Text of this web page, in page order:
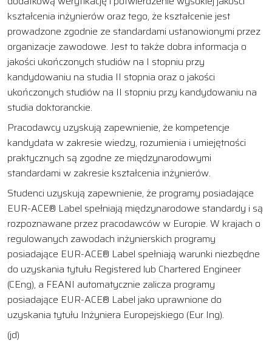
kształcenia inżynierów oraz tego, że kształcenie jest
prowadzone zgodnie ze standardami ustanowionymi przez
organizacje zawodowe. Jest to także dobra informacja o
jakości ukończonych studiów na I stopniu przy
kandydowaniu na studia II stopnia oraz o jakości
ukończonych studiów na II stopniu przy kandydowaniu na
studia doktoranckie.
Pracodawcy uzyskują zapewnienie, że kompetencje
kandydata w zakresie wiedzy, rozumienia i umiejętności
praktycznych są zgodne ze międzynarodowymi
standardami w zakresie kształcenia inżynierów.
Studenci uzyskują zapewnienie, że programy posiadające
EUR-ACE® Label spełniają międzynarodowe standardy i są
rozpoznawane przez pracodawców w Europie. W krajach o
regulowanych zawodach inżynierskich programy
posiadające EUR-ACE® Label spełniają warunki niezbędne
do uzyskania tytułu Registered lub Chartered Engineer
(CEng), a FEANI automatycznie zalicza programy
posiadające EUR-ACE® Label jako uprawnione do
uzyskania tytułu Inżyniera Europejskiego (Eur Ing).
(jd)